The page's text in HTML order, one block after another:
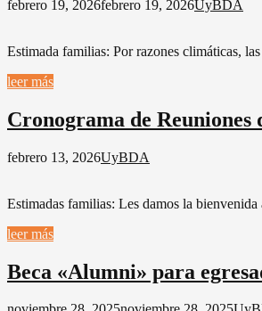
febrero 19, 2026febrero 19, 2026UyBDA
Estimada familias: Por razones climáticas,
leer más
Cronograma de Reuniones
febrero 13, 2026UyBDA
Estimadas familias: Les damos la
leer más
Beca «Alumni» para